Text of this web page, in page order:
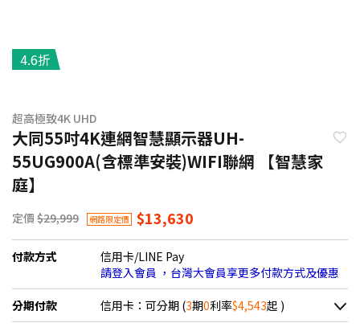
4.6折
超高極致4K UHD
大同55吋4K連網智慧顯示器UH-
55UG900A(含標準安裝)WIFI聯網 【智慧家
庭】
定價 $29,999 網路限定價 $13,630
付款方式
信用卡/LINE Pay
請登入會員 ，台灣大會員享更多付款方式及優惠
分期付款 信用卡：可分期 (3期0利率$4,543起 )
＊實際可分期數、適用利率，請以購物車顯示為主